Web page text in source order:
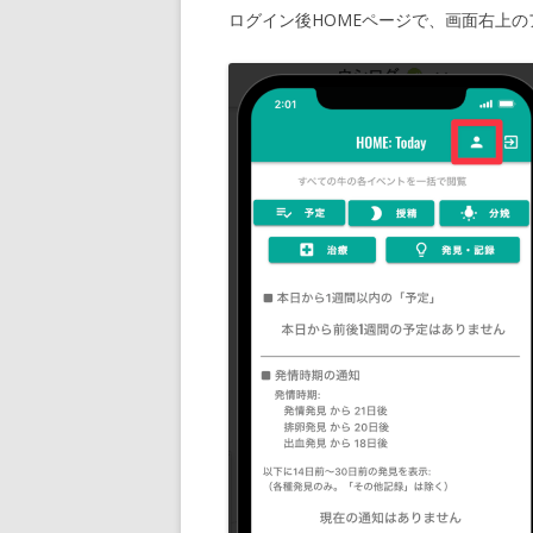
ログイン後HOMEページで、画面右上